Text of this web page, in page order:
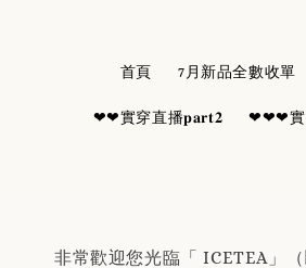
首頁 7月新品全數收單
❤❤實穿直播𝐩𝐚𝐫𝐭𝟐 ❤❤❤實
非常歡迎您光臨「 ICETEA」